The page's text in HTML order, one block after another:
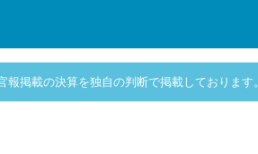
掲載の決算を独自の判断で掲載しております。